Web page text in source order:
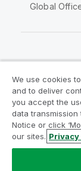
Global
Acuerdos
Legal Policies
Condiciones
Do Not Share
Copyright ©
We use cookies
and to deliver
you accept the
data transmission
Notice or click
our sites. Privacy